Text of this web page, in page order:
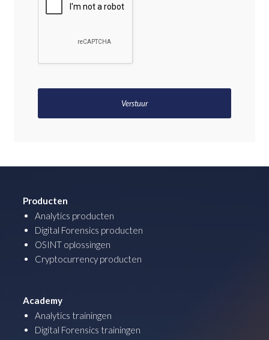
Producten
Analytics producten
Digital Forensics producten
OSINT oplossingen
Cryptocurrency producten
Academy
Analytics trainingen
Digital Forensics trainingen